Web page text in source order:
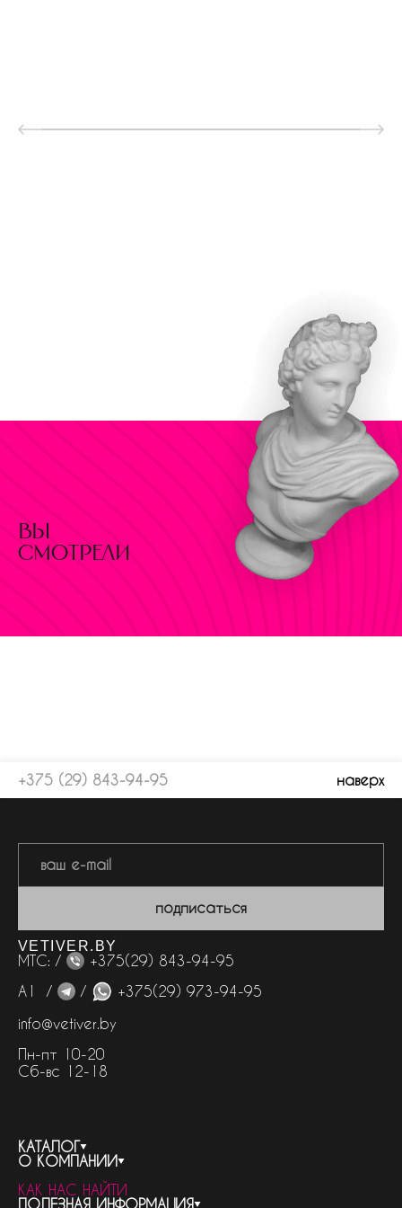
вы
смотрели
+375 (29) 843-94-95 наверх
подписаться
VETIVER.BY
МТС: /
+375(29) 843-94-95
А1 /
/
+375(29) 973-94-95
info@vetiver.by
Пн-пт 10-20
Сб-вс 12-18
КАТАЛОГ
весь каталог
бренды
О КОМПАНИИ
контакты
КАК НАС НАЙТИ
ПОЛЕЗНАЯ ИНФОРМАЦИЯ